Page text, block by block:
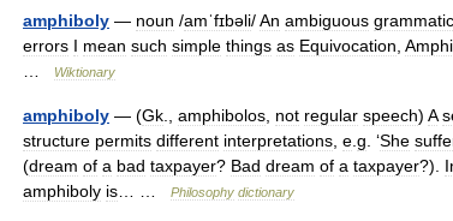
amphiboly — noun /amˈfɪbəli/An ambiguous
errors I mean such simple things as Equivocation
Wiktionary
amphiboly — (Gk amphibolos not regular speech) A
structure permits different interpretations e g . ‘She
(dream of a bad taxpayer? Bad dream of a taxpayer?).
amphiboly is Philosophy dictionary